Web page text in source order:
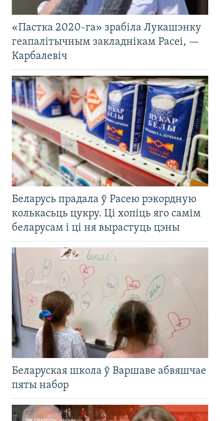
«Пастка 2020-га» зрабіла Лукашэнку
геапалітычным закладнікам Расеі, —
Карбалевіч
Беларусь прадала ў Расею рэкордную
колькасьць цукру. Ці хопіць яго самім
беларусам і ці ня вырастуць цэны
Беларуская школа ў Варшаве абвяшчае
пяты набор